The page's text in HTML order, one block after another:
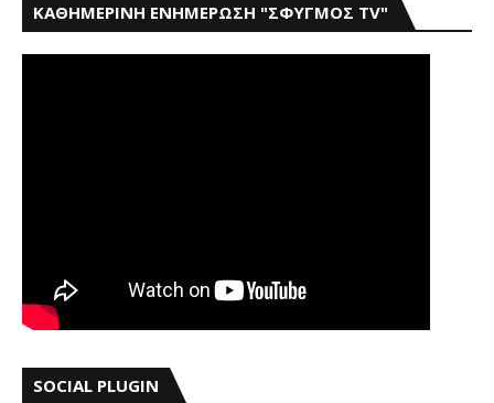
ΚΑΘΗΜΕΡΙΝΗ ΕΝΗΜΕΡΩΣΗ "ΣΦΥΓΜΟΣ TV"
SOCIAL PLUGIN